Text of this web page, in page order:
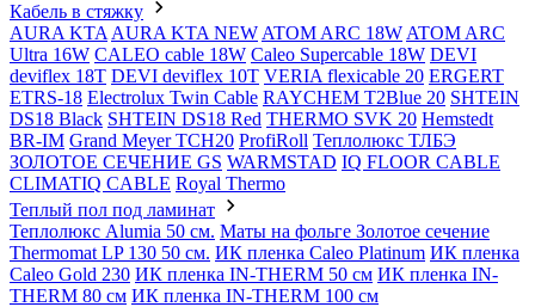
Кабель в стяжку
AURA KTA AURA KTA NEW ATOM ARC 18W ATOM ARC
Ultra 16W CALEO cable 18W Caleo Supercable 18W DEVI
deviflex 18T DEVI deviflex 10T VERIA flexicable 20 ERGERT
ETRS-18 Electrolux Twin Cable RAYCHEM T2Blue 20 SHTEIN
DS18 Black SHTEIN DS18 Red THERMO SVK 20 Hemstedt
BR-IM Grand Meyer TCH20 ProfiRoll Теплолюкс ТЛБЭ
ЗОЛОТОЕ СЕЧЕНИЕ GS WARMSTAD IQ FLOOR CABLE
CLIMATIQ CABLE Royal Thermo
Теплый пол под ламинат
Теплолюкс Alumia 50 см. Маты на фольге Золотое сечение
Thermomat LP 130 50 cм. ИК пленка Caleo Platinum ИК пленка
Caleo Gold 230 ИК пленка IN-THERM 50 см ИК пленка IN-
THERM 80 см ИК пленка IN-THERM 100 см